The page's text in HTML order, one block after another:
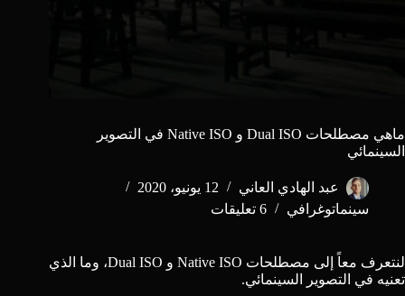
ماهي مصطلحات Dual ISO و Native ISO في التصوير
السينمائي
عبد الهادي العاني
12 يونيو، 2020
سينماتوغرافي
6 تعليقات
لنتعرف معاً إلى مصطلحات Native ISO و Dual ISO، وما الذي
تعنيه في التصوير السينمائي.